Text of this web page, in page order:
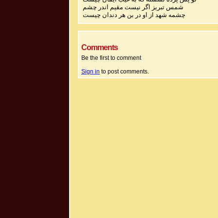
شمس تبریز اگر نیست مقیم اندر چشم
چشمه شهد از او در بن هر دندان چیست
Comments
Be the first to comment
Sign in to post comments.